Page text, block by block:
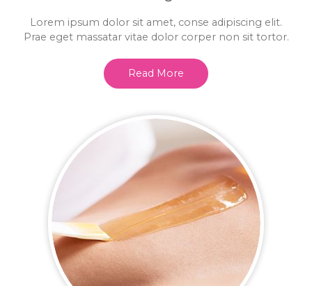
Lorem ipsum dolor sit amet, conse adipiscing elit.
Prae eget massatar vitae dolor corper non sit tortor.
Read More